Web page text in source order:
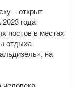
– открыт
года
постов в местах
отдыха
на